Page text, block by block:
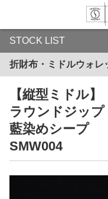
STOCK LIST
折財布・ミドルウォレ
【縦型ミドル】
ラウンドジップ
藍染めシープ
SMW004